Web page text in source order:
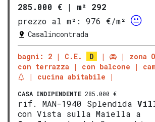
285.000 € | m² 292
prezzo al m²:
976 €/m²
Casalincontrada
bagni: 2 C.E. D
zona
con terrazza
con balcone
cucina abitabile
CASA INDIPENDENTE 285.000 €
rif. MAN-1940 Splendida
con Vista sulla Maiella a